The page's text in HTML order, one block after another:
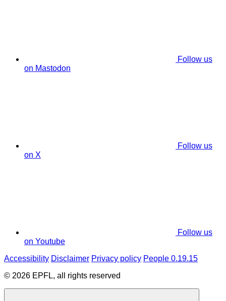
Follow us
on Mastodon
Follow us
on X
Follow us
on Youtube
Accessibility Disclaimer Privacy policy People 0.19.15
© 2026 EPFL, all rights reserved